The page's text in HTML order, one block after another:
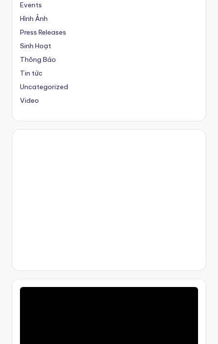
Events
Hình Ảnh
Press Releases
Sinh Hoạt
Thông Báo
Tin tức
Uncategorized
Video